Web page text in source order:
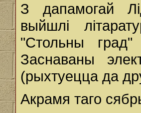
З дапамогай
выйшлі
"Стольны град"
Заснаваны
(рыхтуецца да
Акрамя таго